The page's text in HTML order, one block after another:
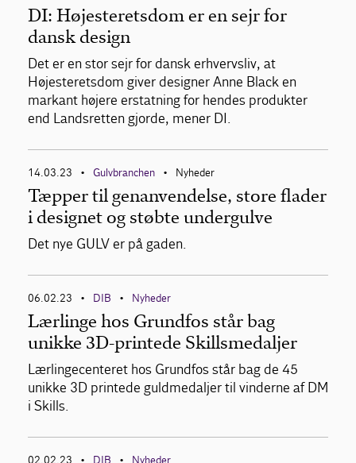
DI: Højesteretsdom er en sejr for
dansk design
Det er en stor sejr for dansk erhvervsliv, at
Højesteretsdom giver designer Anne Black en
markant højere erstatning for hendes produkter
end Landsretten gjorde, mener DI.
14.03.23 • Gulvbranchen • Nyheder
Tæpper til genanvendelse, store flader
i designet og støbte undergulve
Det nye GULV er på gaden.
06.02.23 • DIB • Nyheder
Lærlinge hos Grundfos står bag
unikke 3D-printede Skillsmedaljer
Lærlingecenteret hos Grundfos står bag de 45
unikke 3D printede guldmedaljer til vinderne af DM
i Skills.
02.02.23 • DIB • Nyheder